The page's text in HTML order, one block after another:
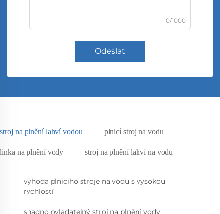
0/1000
Odeslat
stroj na plnění lahví vodou plnicí stroj na vodu
linka na plnění vody stroj na plnění lahví na vodu
výhoda plnicího stroje na vodu s vysokou
rychlostí
snadno ovladatelný stroj na plnění vody